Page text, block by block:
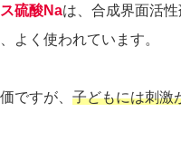
硫酸Naは、合成界面活性
よく使われています。
ですが、 子どもには刺激